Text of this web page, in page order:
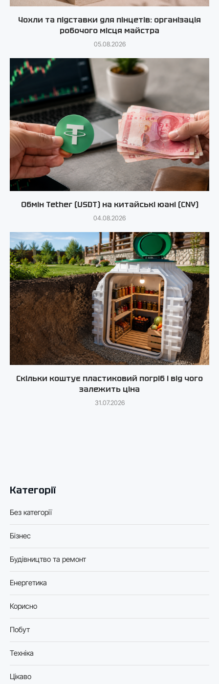
Чохли та підставки для пінцетів: організація
робочого місця майстра
05.08.2026
Обмін Tether (USDT) на китайські юані (CNY)
04.08.2026
Скільки коштує пластиковий погріб і від чого
залежить ціна
31.07.2026
Категорії
Без категорії
Бізнес
Будівництво та ремонт
Енергетика
Корисно
Побут
Техніка
Цікаво